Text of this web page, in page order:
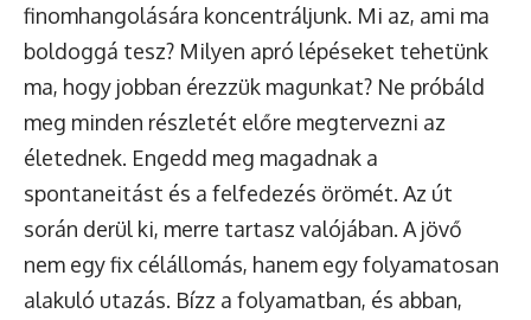
finomhangolására koncentráljunk. Mi az, ami ma
boldoggá tesz? Milyen apró lépéseket tehetünk
ma, hogy jobban érezzük magunkat? Ne próbáld
meg minden részletét előre megtervezni az
életednek. Engedd meg magadnak a
spontaneitást és a felfedezés örömét. Az út
során derül ki, merre tartasz valójában. A jövő
nem egy fix célállomás, hanem egy folyamatosan
alakuló utazás. Bízz a folyamatban, és abban,